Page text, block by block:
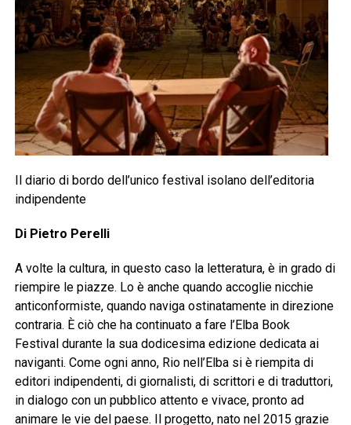
Il diario di bordo dell’unico festival isolano dell’editoria
indipendente
Di Pietro Perelli
A volte la cultura, in questo caso la letteratura, è in grado di
riempire le piazze. Lo è anche quando accoglie nicchie
anticonformiste, quando naviga ostinatamente in direzione
contraria. È ciò che ha continuato a fare l’Elba Book
Festival durante la sua dodicesima edizione dedicata ai
naviganti. Come ogni anno, Rio nell’Elba si è riempita di
editori indipendenti, di giornalisti, di scrittori e di traduttori,
in dialogo con un pubblico attento e vivace, pronto ad
animare le vie del paese. Il progetto, nato nel 2015 grazie